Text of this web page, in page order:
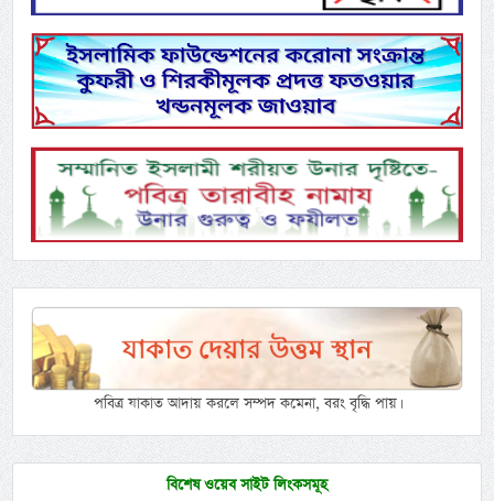
পবিত্র যাকাত আদায় করলে সম্পদ কমেনা, বরং বৃদ্ধি পায়।
বিশেষ ওয়েব সাইট লিংকসমূহ